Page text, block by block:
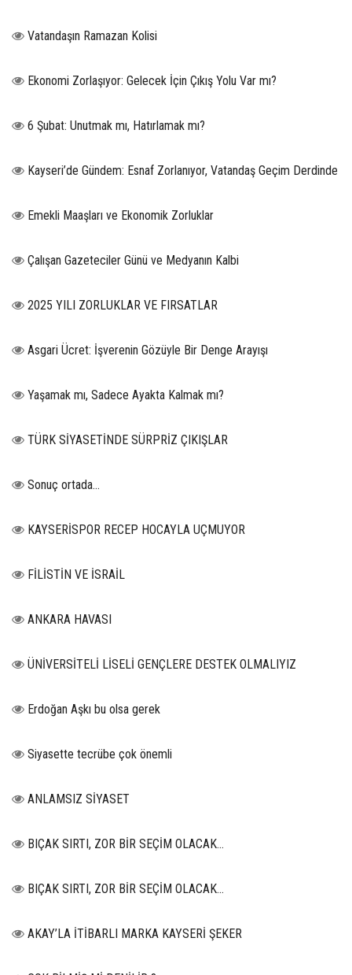
Vatandaşın Ramazan Kolisi
Ekonomi Zorlaşıyor: Gelecek İçin Çıkış Yolu Var mı?
6 Şubat: Unutmak mı, Hatırlamak mı?
Kayseri’de Gündem: Esnaf Zorlanıyor, Vatandaş Geçim Derdinde
Emekli Maaşları ve Ekonomik Zorluklar
Çalışan Gazeteciler Günü ve Medyanın Kalbi
2025 YILI ZORLUKLAR VE FIRSATLAR
Asgari Ücret: İşverenin Gözüyle Bir Denge Arayışı
Yaşamak mı, Sadece Ayakta Kalmak mı?
TÜRK SİYASETİNDE SÜRPRİZ ÇIKIŞLAR
Sonuç ortada…
KAYSERİSPOR RECEP HOCAYLA UÇMUYOR
FİLİSTİN VE İSRAİL
ANKARA HAVASI
ÜNİVERSİTELİ LİSELİ GENÇLERE DESTEK OLMALIYIZ
Erdoğan Aşkı bu olsa gerek
Siyasette tecrübe çok önemli
ANLAMSIZ SİYASET
BIÇAK SIRTI, ZOR BİR SEÇİM OLACAK…
BIÇAK SIRTI, ZOR BİR SEÇİM OLACAK…
AKAY’LA İTİBARLI MARKA KAYSERİ ŞEKER